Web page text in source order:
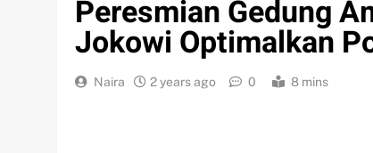
Peresmian Gedung
Jokowi Optimalkan
Naira 2 years ago 0 8 mins